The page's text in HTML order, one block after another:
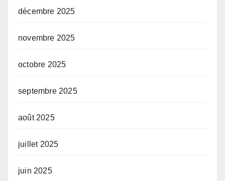
décembre 2025
novembre 2025
octobre 2025
septembre 2025
août 2025
juillet 2025
juin 2025